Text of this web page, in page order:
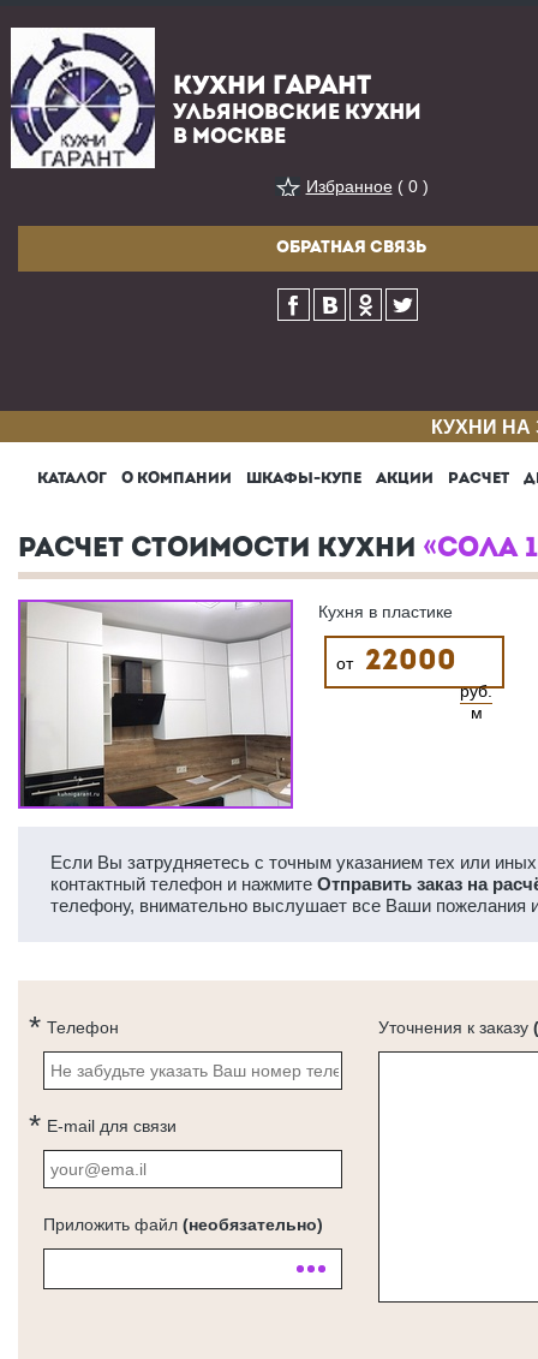
КУХНИ ГАРАНТ
УЛЬЯНОВСКИЕ КУХНИ
В МОСКВЕ
Избранное( 0 )
ОБРАТНАЯ СВЯЗЬ
КУХНИ
КАТАЛОГ О КОМПАНИИ ШКАФЫ-КУПЕ АКЦИИ РАСЧЕТ
РАСЧЕТ СТОИМОСТИ КУХНИ «СОЛА
Кухня в пластике
от 22000
руб.
м
Если Вы затрудняетесь с точным указанием тех или
контактный телефон и нажмите Отправить заказ на
телефону, внимательно выслушает все Ваши пожелания
Телефон
E-mail для связи
Приложить файл (необязательно)
Уточнения к заказу